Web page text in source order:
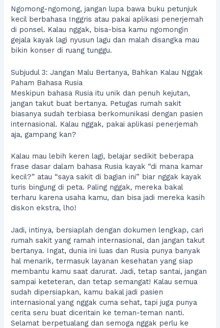
Ngomong-ngomong, jangan lupa bawa buku petunjuk
kecil berbahasa Inggris atau pakai aplikasi penerjemah
di ponsel. Kalau nggak, bisa-bisa kamu ngomongin
gejala kayak lagi nyusun lagu dan malah disangka mau
bikin konser di ruang tunggu.
Subjudul 3: Jangan Malu Bertanya, Bahkan Kalau Nggak
Paham Bahasa Rusia
Meskipun bahasa Rusia itu unik dan penuh kejutan,
jangan takut buat bertanya. Petugas rumah sakit
biasanya sudah terbiasa berkomunikasi dengan pasien
internasional. Kalau nggak, pakai aplikasi penerjemah
aja, gampang kan?
Kalau mau lebih keren lagi, belajar sedikit beberapa
frase dasar dalam bahasa Rusia kayak “di mana kamar
kecil?” atau “saya sakit di bagian ini” biar nggak kayak
turis bingung di peta. Paling nggak, mereka bakal
terharu karena usaha kamu, dan bisa jadi mereka kasih
diskon ekstra, lho!
Jadi, intinya, bersiaplah dengan dokumen lengkap, cari
rumah sakit yang ramah internasional, dan jangan takut
bertanya. Ingat, dunia ini luas dan Rusia punya banyak
hal menarik, termasuk layanan kesehatan yang siap
membantu kamu saat darurat. Jadi, tetap santai, jangan
sampai keteteran, dan tetap semangat! Kalau semua
sudah dipersiapkan, kamu bakal jadi pasien
internasional yang nggak cuma sehat, tapi juga punya
cerita seru buat diceritain ke teman-teman nanti.
Selamat berpetualang dan semoga nggak perlu ke